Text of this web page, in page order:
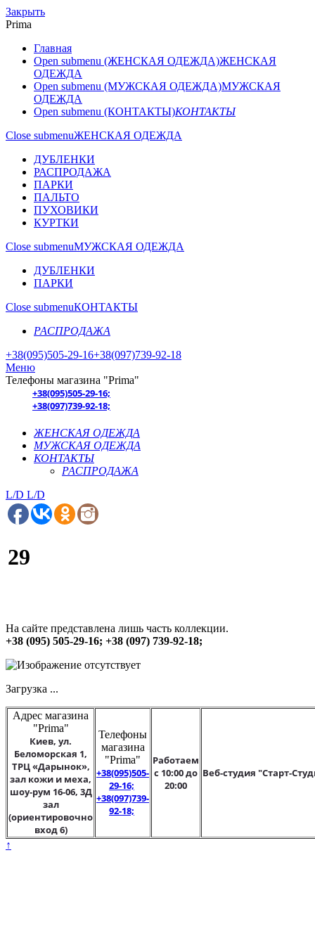
Закрыть
Prima
Главная
Open submenu (ЖЕНСКАЯ ОДЕЖДА)ЖЕНСКАЯ
ОДЕЖДА
Open submenu (МУЖСКАЯ ОДЕЖДА)МУЖСКАЯ
ОДЕЖДА
Open submenu (КОНТАКТЫ)КОНТАКТЫ
Close submenuЖЕНСКАЯ ОДЕЖДА
ДУБЛЕНКИ
РАСПРОДАЖА
ПАРКИ
ПАЛЬТО
ПУХОВИКИ
КУРТКИ
Close submenuМУЖСКАЯ ОДЕЖДА
ДУБЛЕНКИ
ПАРКИ
Close submenuКОНТАКТЫ
РАСПРОДАЖА
+38(095)505-29-16+38(097)739-92-18
Меню
Телефоны магазина "Prima"
+38(095)505-29-16;
+38(097)739-92-18;
ЖЕНСКАЯ ОДЕЖДА
МУЖСКАЯ ОДЕЖДА
КОНТАКТЫ
РАСПРОДАЖА
L/D L/D
29
На сайте представлена лишь часть коллекции.
+38 (095) 505-29-16; +38 (097) 739-92-18;
Загрузка ...
Адрес магазина
"Prima"
Киев, ул.
Беломорская 1,
ТРЦ «Дарынок»,
зал кожи и меха,
шоу-рум 16-06, 3Д
зал
(ориентировочно
вход 6)
Телефоны
магазина
"Prima"
+38(095)505-
29-16;
+38(097)739-
92-18;
Работаем
с 10:00 до
20:00
Веб-студия "Старт-
↑